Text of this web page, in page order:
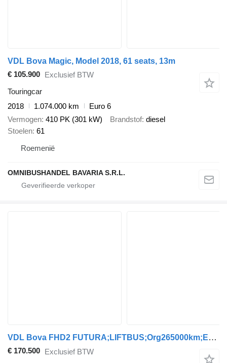
VDL Bova Magic, Model 2018, 61 seats, 13m
€ 105.900 Exclusief BTW
Touringcar
2018
1.074.000 km
Euro 6
Vermogen 410 PK (301 kW) Brandstof diesel
Stoelen 61
Roemenië
OMNIBUSHANDEL BAVARIA S.R.L.
VDL Bova FHD2 FUTURA;LIFTBUS;Org265000km;EURO-6;WIE NEU
€ 170.500 Exclusief BTW